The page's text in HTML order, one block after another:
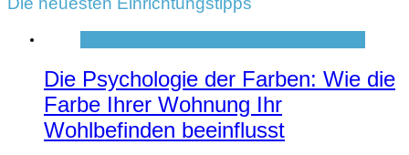
Die Psychologie der Farben: Wie die
Farbe Ihrer Wohnung Ihr
Wohlbefinden beeinflusst